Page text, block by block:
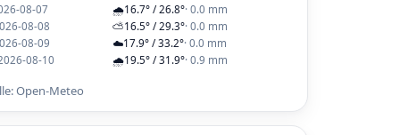
08-07 🌧️16.7° / 26.8°· 0.0 mm
08-08 ⛅16.5° / 29.3°· 0.0 mm
08-09 ☁️17.9° / 33.2°· 0.0 mm
08-10 🌧️19.5° / 31.9°· 0.9 mm
Open-Meteo